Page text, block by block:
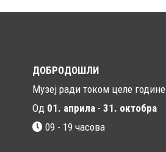
ДОБРОДОШЛИ
Музеј ради током целе године
Од 01. априла - 31. октобра
09 - 19 часова